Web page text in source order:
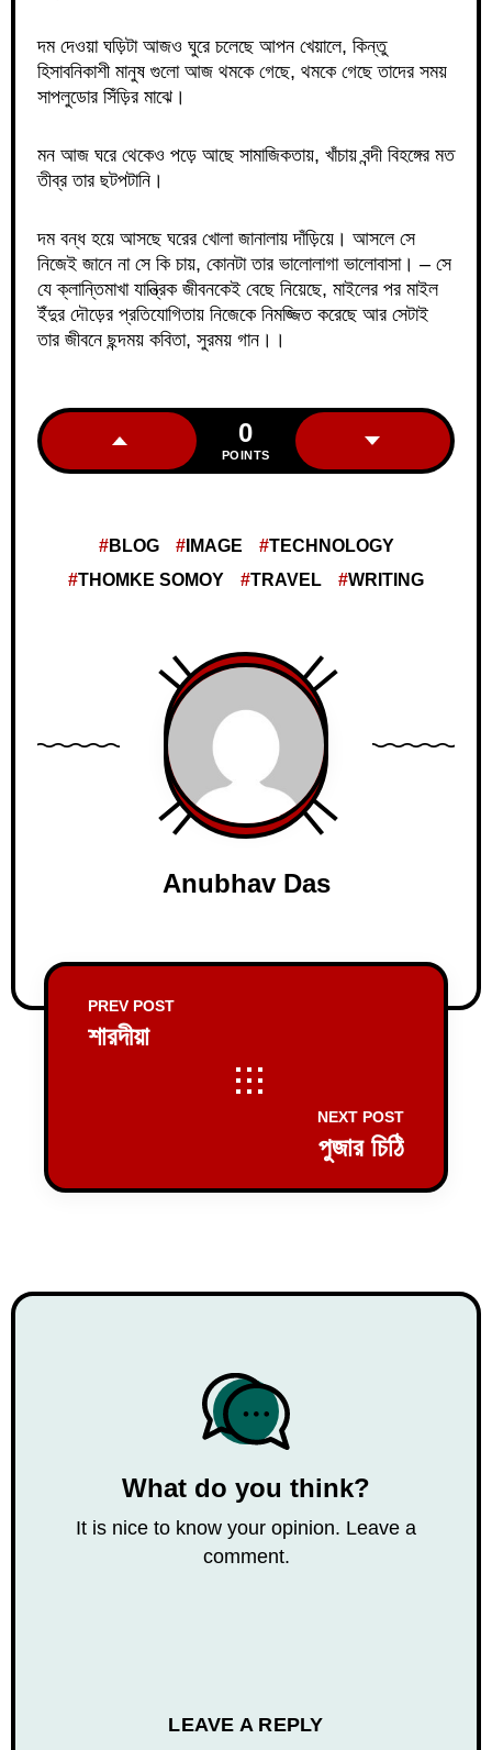
দম দেওয়া ঘড়িটা আজও ঘুরে চলেছে আপন খেয়ালে, কিন্তু
হিসাবনিকাশী মানুষ গুলো আজ থমকে গেছে, থমকে গেছে তাদের সময়
সাপলুডোর সিঁড়ির মাঝে।
মন আজ ঘরে থেকেও পড়ে আছে সামাজিকতায়, খাঁচায় বন্দী বিহঙ্গের মত
তীব্র তার ছটপটানি।
দম বন্ধ হয়ে আসছে ঘরের খোলা জানালায় দাঁড়িয়ে। আসলে সে
নিজেই জানে না সে কি চায়, কোনটা তার ভালোলাগা ভালোবাসা। – সে
যে ক্লান্তিমাখা যান্ত্রিক জীবনকেই বেছে নিয়েছে, মাইলের পর মাইল
ইঁদুর দৌড়ের প্রতিযোগিতায় নিজেকে নিমজ্জিত করেছে আর সেটাই
তার জীবনে ছন্দময় কবিতা, সুরময় গান।।
0
POINTS
BLOG IMAGE
TECHNOLOGY
THOMKE SOMOY
TRAVEL WRITING
Anubhav Das
PREV POST
শারদীয়া
NEXT POST
পুজার চিঠি
What do you think?
It is nice to know your opinion. Leave a
comment.
LEAVE A REPLY